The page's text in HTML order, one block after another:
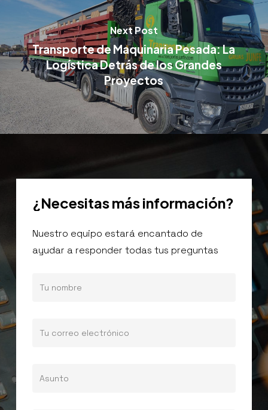
Next Post
Transporte de Maquinaria Pesada: La
Logística Detrás de los Grandes
Proyectos
¿Necesitasmásinformación?
Nuestro equipo estará encantado de
ayudar a responder todas tus preguntas